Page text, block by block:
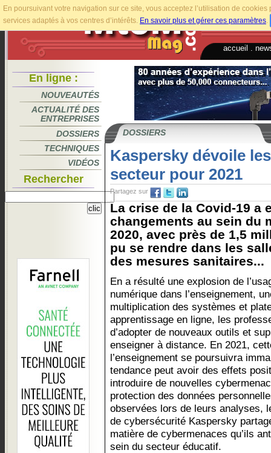
En poursuivant votre navigation sur ce site, vous acceptez l’utilisation de
services adaptés à vos centres d’intérêts. En savoir plus et gérer ces paramètres.
accueil
En ligne :
NOUVEAUTÉS
ACTUALITÉ DES
ENTREPRISES
DOSSIERS
TECHNIQUES
VIDÉOS
Rechercher
DOSSIERS
Kaspersky dévoile
secteur pour 2021
Partagez sur
La crise de la Covid-19 a
changements au sein du
2020, avec près de 1,5
pu se rendre dans les
des mesures sanitaires...
En a résulté une explosion de
numérique dans l’enseignement,
multiplication des systèmes et
apprentissage en ligne, les
d’adopter de nouveaux outils et
enseigner à distance. En 2021,
l’enseignement se poursuivra
tendance peut avoir des effets
introduire de nouvelles
protection des données
observées lors de leurs analyses,
de cybersécurité Kaspersky
matière de cybermenaces qu’ils
sein du secteur éducatif.